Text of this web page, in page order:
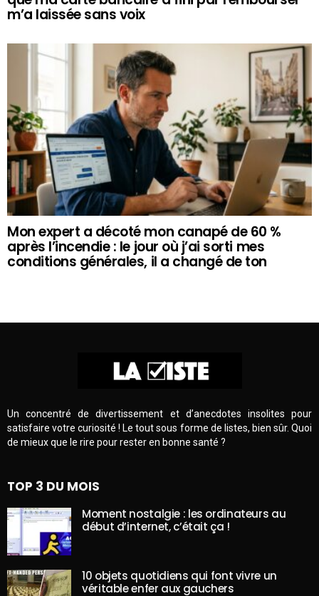
m’a laissée sans voix
Mon expert a décoté mon canapé de 60 %
après l’incendie : le jour où j’ai sorti mes
conditions générales, il a changé de ton
Un concentré de divertissement et d’anecdotes insolites pour
satisfaire votre curiosité ! Le tout sous forme de listes, bien sûr. Quoi
de mieux que le rire pour rester en bonne santé ?
TOP 3 DU MOIS
Moment nostalgie : les ordinateurs au
début d’internet, c’était ça !
10 objets quotidiens qui font vivre un
véritable enfer aux gauchers